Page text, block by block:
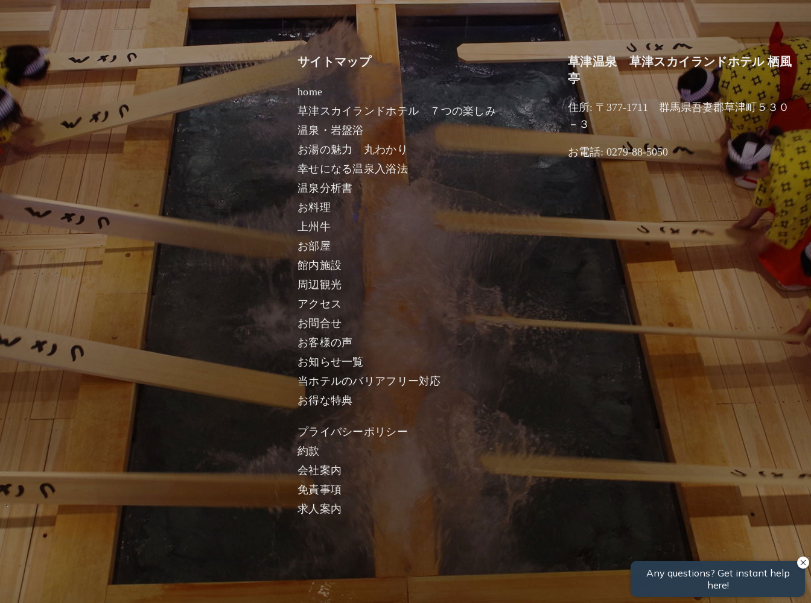
サイトマップ
home
草津スカイランドホテル ７つの楽しみ
温泉・岩盤浴
お湯の魅力 丸わかり
幸せになる温泉入浴法
温泉分析書
お料理
上州牛
お部屋
館内施設
周辺観光
アクセス
お問合せ
お客様の声
お知らせ一覧
当ホテルのバリアフリー対応
お得な特典
プライバシーポリシー
約款
会社案内
免責事項
求人案内
草津温泉 草津スカイランドホテル 栖風
亭
住所: 〒377-1711 群馬県吾妻郡草津町５３０
－３
お電話: 0279-88-5050